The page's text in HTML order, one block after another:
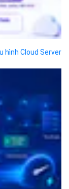
Xuân Hòa,
khoản sử dụng